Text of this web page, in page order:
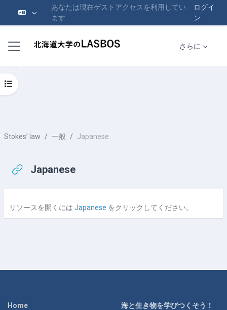
あなたは現在ゲストアクセスを利用してい
ます
ログイ
ン
サイドパネル さらに
Stokes’ law 一般 Japanese
Japanese
コースインデックスを開く
リソースを開くには Japanese をクリックしてください。
Home 海と生き物を学びつくそう！